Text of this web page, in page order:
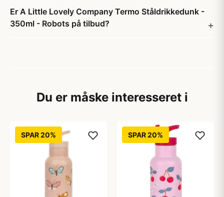
Er A Little Lovely Company Termo Ståldrikkedunk -
350ml - Robots på tilbud?
Du er måske interesseret i
SPAR 20% SPAR 20%